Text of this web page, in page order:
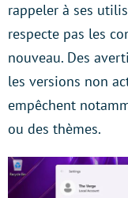
rappeler à ses
respecte pas les
nouveau. Des
les versions non
empêchent
ou des thèmes.